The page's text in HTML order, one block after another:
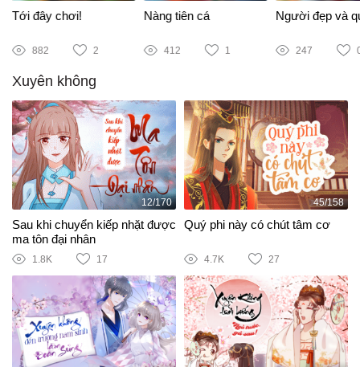
Tới đây chơi!
882 2
Nàng tiên cá
412 1
Người đẹp và
247
Xuyên không
12/170
Sau khi chuyển kiếp nhặt được
ma tôn đại nhân
1.8K 17
45/158
Quý phi này có chút tâm cơ
4.7K 27